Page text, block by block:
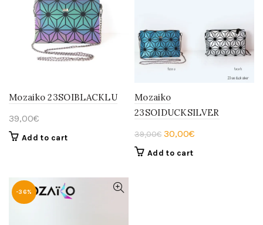
Mozaiko 23SOIBLACKLU
39,00€
Add to cart
Mozaiko
23SOIDUCKSILVER
39,00€ Original
price
30,00€
Add to cart
-36%